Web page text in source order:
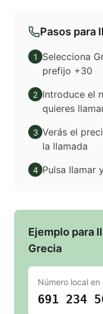
Pasos para
1
Selecciona
prefijo +30
2 Introduce el
quieres
3 Verás el
la llamada
4 Pulsa llamar
Ejemplo para
Grecia
Número local en
691 234